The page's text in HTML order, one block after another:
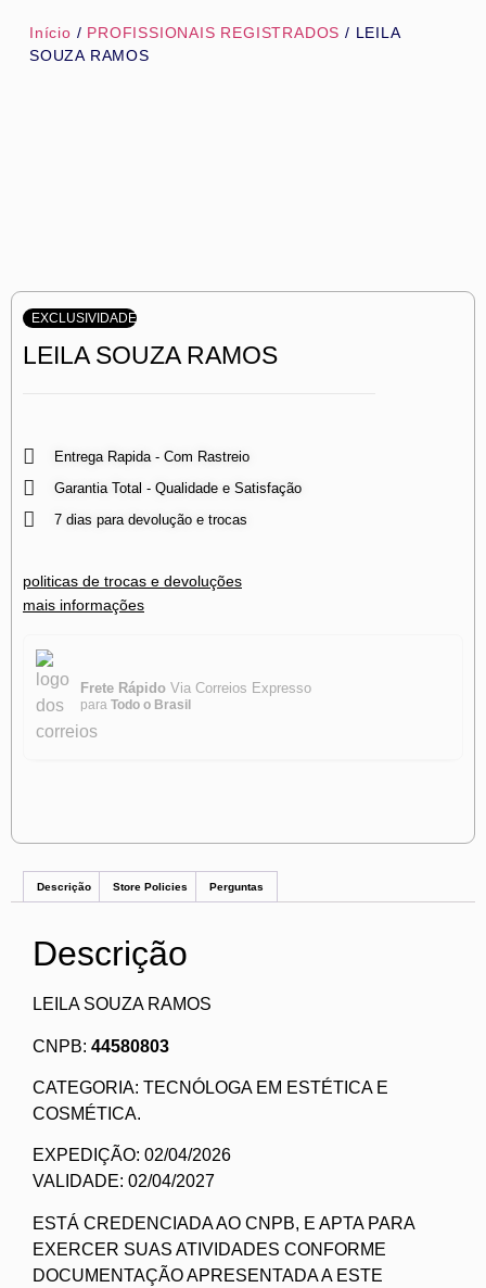
Início / PROFISSIONAIS REGISTRADOS / LEILA
SOUZA RAMOS
EXCLUSIVIDADE
LEILA SOUZA RAMOS
Entrega Rapida - Com Rastreio
Garantia Total - Qualidade e Satisfação
7 dias para devolução e trocas
politicas de trocas e devoluções
mais informações
Frete Rápido Via Correios Expresso
para Todo o Brasil
Descrição Store Policies Perguntas
Descrição
LEILA SOUZA RAMOS
CNPB: 44580803
CATEGORIA: TECNÓLOGA EM ESTÉTICA E
COSMÉTICA.
EXPEDIÇÃO: 02/04/2026
VALIDADE: 02/04/2027
ESTÁ CREDENCIADA AO CNPB, E APTA PARA
EXERCER SUAS ATIVIDADES CONFORME
DOCUMENTAÇÃO APRESENTADA A ESTE